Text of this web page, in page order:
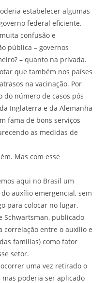
estabelecer algumas
federal eficiente.
confusão e
pública – governos
– quanto na privada.
que também nos países
na vacinação. Por
do número de casos pós
Inglaterra e da Alemanha
fama de bons serviços
as medidas de
Mas com esse
aqui no Brasil um
auxílio emergencial, sem
para colocar no lugar.
Schwartsman, publicado
correlação entre o auxílio e
famílias) como fator
setor.
uma vez retirado o
mas poderia ser aplicado